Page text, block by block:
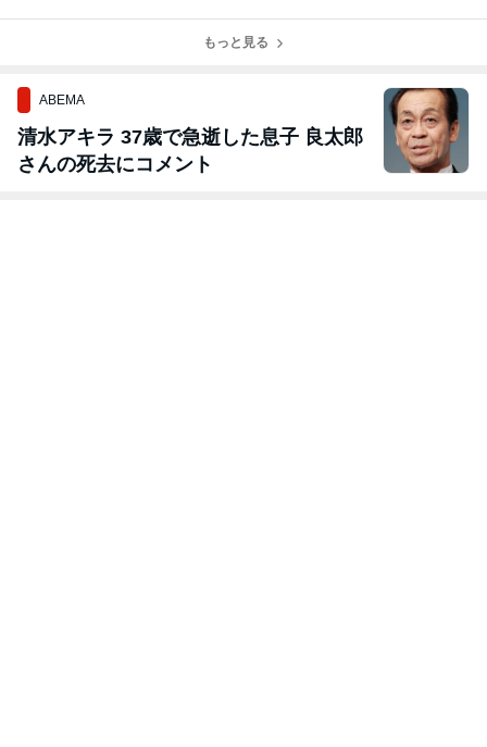
もっと見る
ABEMA
清水アキラ 37歳で急逝した息子 良太郎
さんの死去にコメント